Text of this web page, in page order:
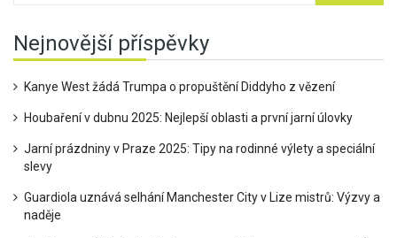
Nejnovější příspěvky
Kanye West žádá Trumpa o propuštění Diddyho z vězení
Houbaření v dubnu 2025: Nejlepší oblasti a první jarní úlovky
Jarní prázdniny v Praze 2025: Tipy na rodinné výlety a speciální
slevy
Guardiola uznává selhání Manchester City v Lize mistrů: Výzvy a
naděje